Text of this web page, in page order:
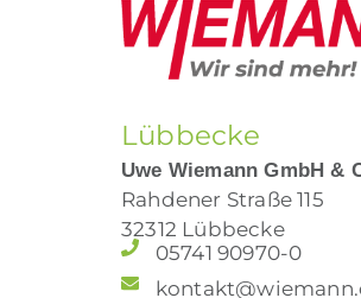
Lübbecke
Uwe Wiemann GmbH &
Rahdener Straße 115
32312 Lübbecke
05741 90970-0